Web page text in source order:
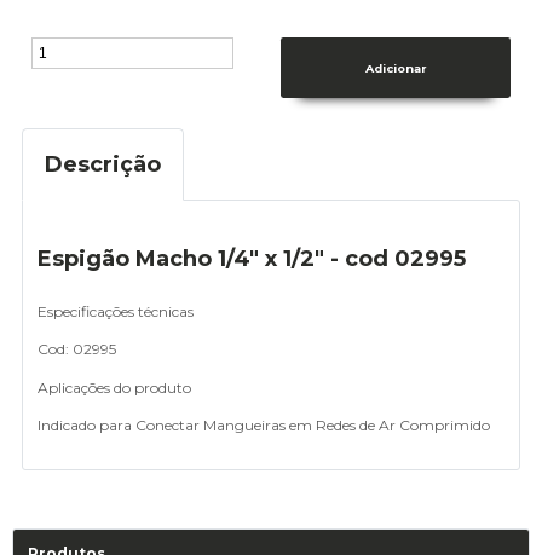
Descrição
Espigão Macho 1/4" x 1/2" - cod 02995
Especificações técnicas
Cod: 02995
Aplicações do produto
Indicado para Conectar Mangueiras em Redes de Ar Comprimido